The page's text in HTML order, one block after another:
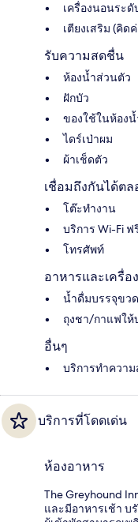
เครื่องนอนระดั
เตียงเสริม (คิด
รับความสดชื่น
ห้องน้ำส่วนตัว
ฝักบัว
ของใช้ในห้อง
ไดร์เป่าผม
ผ้าเช็ดตัว
เชื่อมถึงกันได้ตล
โต๊ะทำงาน
บริการ Wi-Fi ฟ
โทรศัพท์
อาหารและเครื่อ
น้ำดื่มบรรจุขว
ถุงชา/กาแฟให้
อื่นๆ
บริการทำควา
บริการที่โดดเด่น
ห้องอาหาร
The Greyhound
และมีอาหารเช้า บ